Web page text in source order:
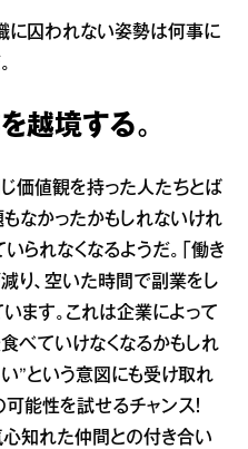
に囚われない姿勢は何事に
越境する。
価値観を持った人たちとば
なかったかもしれないけれ
られなくなるようだ。「働き
り、空いた時間で副業をし
ます。これは企業によって
べていけなくなるかもしれ
”という意図にも受け取れ
可能性を試せるチャンス！
心知れた仲間との付き合い